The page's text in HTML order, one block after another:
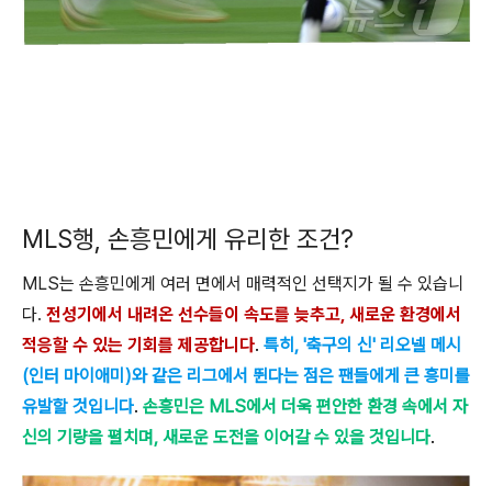
MLS행, 손흥민에게 유리한 조건?
MLS는 손흥민에게 여러 면에서 매력적인 선택지가 될 수 있습니
다. 전성기에서 내려온 선수들이 속도를 늦추고, 새로운 환경에서
적응할 수 있는 기회를 제공합니다. 특히, '축구의 신' 리오넬 메시
(인터 마이애미)와 같은 리그에서 뛴다는 점은 팬들에게 큰 흥미를
유발할 것입니다. 손흥민은 MLS에서 더욱 편안한 환경 속에서 자
신의 기량을 펼치며, 새로운 도전을 이어갈 수 있을 것입니다.